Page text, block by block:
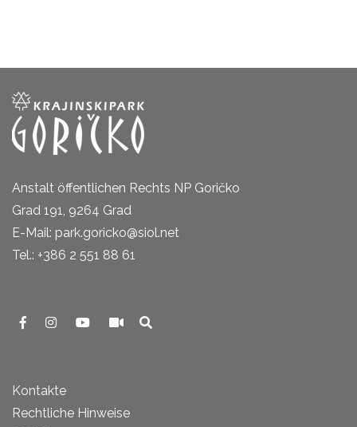
Anstalt öffentlichen Rechts NP Goričko
Grad 191, 9264 Grad
E-Mail: park.goricko@siol.net
Tel.: +386 2 551 88 61
Kontakte
Rechtliche Hinweise